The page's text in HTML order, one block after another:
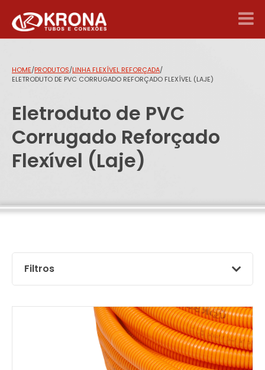
HOME/PRODUTOS/LINHA FLEXÍVEL REFORÇADA/
ELETRODUTO DE PVC CORRUGADO REFORÇADO FLEXÍVEL (LAJE)
Eletroduto de PVC
Corrugado Reforçado
Flexível (Laje)
Filtros